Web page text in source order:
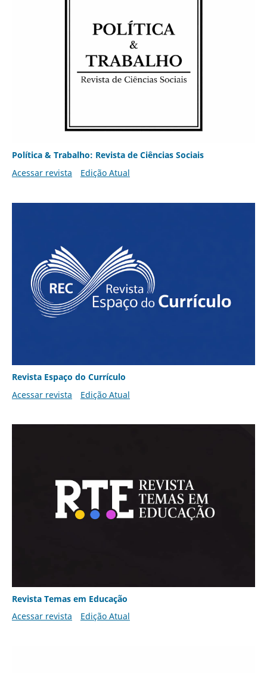
Política & Trabalho: Revista de Ciências Sociais
Acessar revista
Edição Atual
Revista Espaço do Currículo
Acessar revista
Edição Atual
Revista Temas em Educação
Acessar revista
Edição Atual